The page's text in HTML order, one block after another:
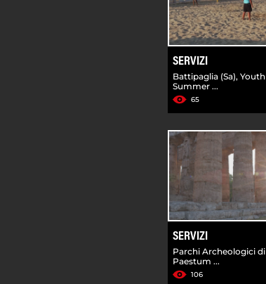
SERVIZI
Battipaglia (Sa), Youth
Summer ...
65
SERVIZI
Parchi Archeologici di
Paestum ...
106